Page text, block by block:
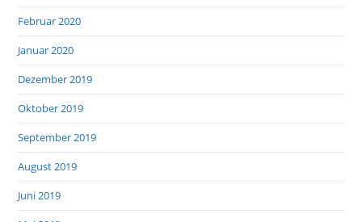
Februar 2020
Januar 2020
Dezember 2019
Oktober 2019
September 2019
August 2019
Juni 2019